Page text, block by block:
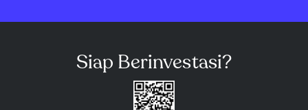
Siap Berinvestasi?